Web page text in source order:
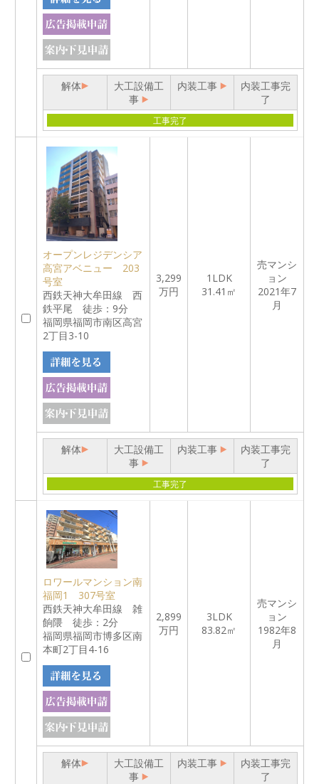
解体
大工設備工
事
内装工事
内装工事完
了
工事完了
オープンレジデンシア
高宮アベニュー 203
号室
西鉄天神大牟田線 西
鉄平尾 徒歩：9分
福岡県福岡市南区高宮
2丁目3-10
3,299
万円
1LDK
31.41㎡
売マンシ
ョン
2021年7
月
解体
大工設備工
事
内装工事
内装工事完
了
工事完了
ロワールマンション南
福岡1 307号室
西鉄天神大牟田線 雑
餉隈 徒歩：2分
福岡県福岡市博多区南
本町2丁目4-16
2,899
万円
3LDK
83.82㎡
売マンシ
ョン
1982年8
月
解体
大工設備工
事
内装工事
内装工事完
了